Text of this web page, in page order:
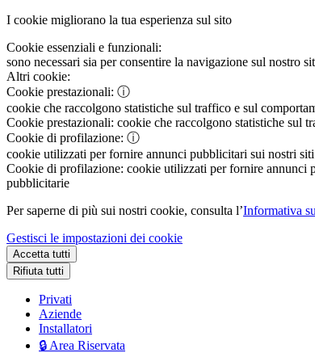
I cookie migliorano la tua esperienza sul sito
Cookie essenziali e funzionali:
sono necessari sia per consentire la navigazione sul
Altri cookie:
Cookie prestazionali: ⓘ
cookie che raccolgono statistiche sul traffico e sul
Cookie prestazionali: cookie che raccolgono statistiche sul
Cookie di profilazione: ⓘ
cookie utilizzati per fornire annunci pubblicitari sui nostri
Cookie di profilazione: cookie utilizzati per fornire annunci
pubblicitarie
Per saperne di più sui nostri cookie, consulta l’Informativa
Gestisci le impostazioni dei cookie
Accetta tutti
Rifiuta tutti
Privati
Aziende
Installatori
🔒 Area Riservata